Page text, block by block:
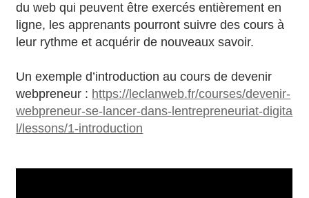
du web qui peuvent être exercés entièrement en
ligne, les apprenants pourront suivre des cours à
leur rythme et acquérir de nouveaux savoir.
Un exemple d’introduction au cours de devenir
webpreneur : https://leclanweb.fr/courses/devenir-
webpreneur-se-lancer-dans-lentrepreneuriat-digita
l/lessons/1-introduction